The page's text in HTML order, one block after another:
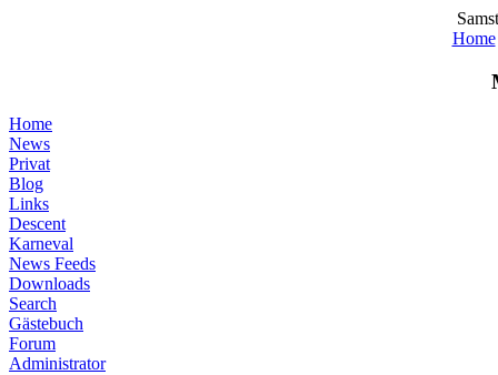
Home
Home
News
Privat
Blog
Links
Descent
Karneval
News Feeds
Downloads
Search
Gästebuch
Forum
Administrator